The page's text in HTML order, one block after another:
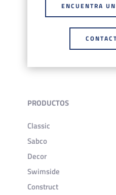
ENCUENTRA
PRODUCTOS
Classic
Sabco
Decor
Swimside
Construct